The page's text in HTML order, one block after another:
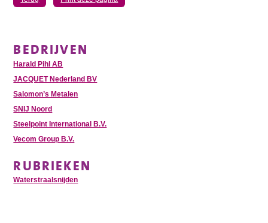
BEDRIJVEN
Harald Pihl AB
JACQUET Nederland BV
Salomon’s Metalen
SNIJ Noord
Steelpoint International B.V.
Vecom Group B.V.
RUBRIEKEN
Waterstraalsnijden